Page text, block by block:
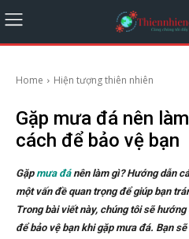
Home Hiện tượng thiên nhiên
Gặp mưa đá nên
cách để bảo vệ bạn
Gặpmưa đánên làm gì? Hướng dẫn
một vấn đề quan trọng để giúp bạn
Trong bài viết này, chúng tôi sẽ
để bảo vệ bạn khi gặp mưa đá. Bạn